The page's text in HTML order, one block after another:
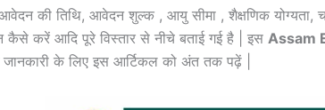
की तिथि, आवेदन शुल्क , आयु सीमा , शैक्षणिक योग्यता,
करें आदि पूरे विस्तार से नीचे बताई गई है | इस Assam
जानकारी के लिए इस आर्टिकल को अंत तक पढ़ें |